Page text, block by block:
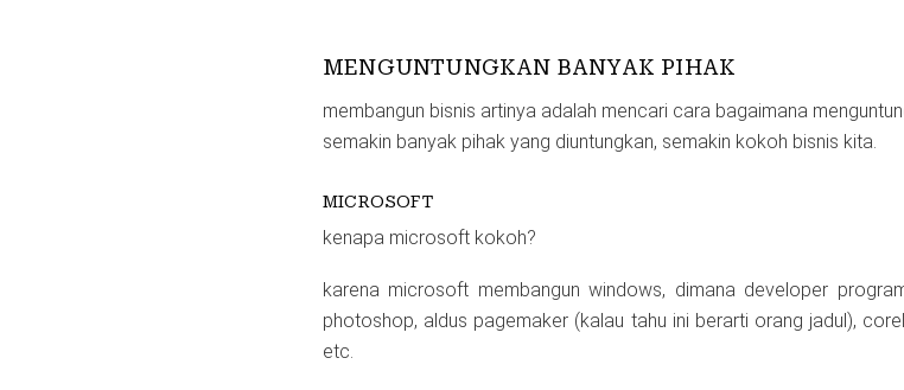
MENGUNTUNGKAN BANYAK PIHAK
membangun bisnis artinya adalah mencari cara bagaimana
semakin banyak pihak yang diuntungkan, semakin kokoh bisnis kita.
MICROSOFT
kenapa microsoft kokoh?
karena microsoft membangun windows, dimana developer
photoshop, aldus pagemaker (kalau tahu ini berarti orang jadul),
etc.